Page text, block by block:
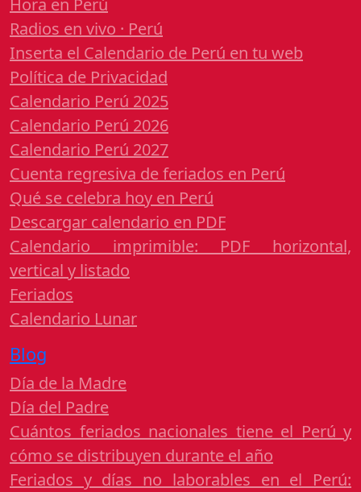
Hora en Perú
Radios en vivo · Perú
Inserta el Calendario de Perú en tu web
Política de Privacidad
Calendario Perú 2025
Calendario Perú 2026
Calendario Perú 2027
Cuenta regresiva de feriados en Perú
Qué se celebra hoy en Perú
Descargar calendario en PDF
Calendario imprimible: PDF horizontal,
vertical y listado
Feriados
Calendario Lunar
Blog
Día de la Madre
Día del Padre
Cuántos feriados nacionales tiene el Perú y
cómo se distribuyen durante el año
Feriados y días no laborables en el Perú: